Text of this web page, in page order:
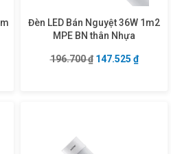
₫.
tại là: 94.050 ₫.
Đèn LED Bán Nguyệt 36W 1m2
MPE BN thân Nhựa
196.700₫ Giá gốc là:
147.525 ₫Giá